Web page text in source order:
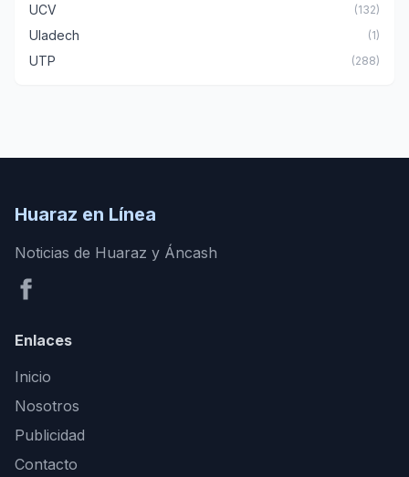
UCV (132)
Uladech (1)
UTP (288)
Huaraz en Línea
Noticias de Huaraz y Áncash
Enlaces
Inicio
Nosotros
Publicidad
Contacto